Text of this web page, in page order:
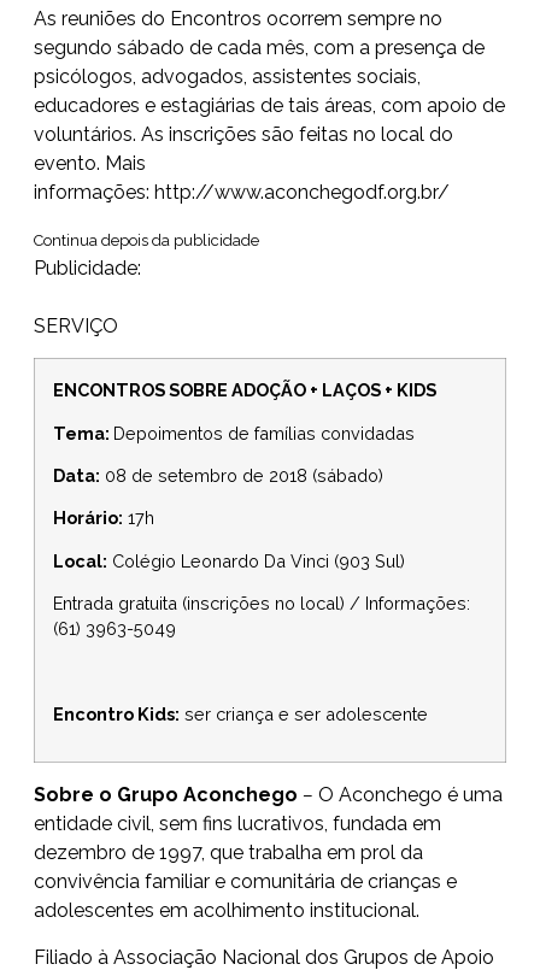
As reuniões do Encontros ocorrem sempre no
segundo sábado de cada mês, com a presença de
psicólogos, advogados, assistentes sociais,
educadores e estagiárias de tais áreas, com apoio de
voluntários. As inscrições são feitas no local do
evento. Mais
informações: http://www.aconchegodf.org.br/
Continua depois da publicidade
Publicidade:
SERVIÇO
ENCONTROS SOBRE ADOÇÃO + LAÇOS + KIDS
Tema: Depoimentos de famílias convidadas
Data: 08 de setembro de 2018 (sábado)
Horário: 17h
Local: Colégio Leonardo Da Vinci (903 Sul)
Entrada gratuita (inscrições no local) / Informações:
(61) 3963-5049
Encontro Kids: ser criança e ser adolescente
Sobre o Grupo Aconchego – O Aconchego é uma
entidade civil, sem fins lucrativos, fundada em
dezembro de 1997, que trabalha em prol da
convivência familiar e comunitária de crianças e
adolescentes em acolhimento institucional.
Filiado à Associação Nacional dos Grupos de Apoio